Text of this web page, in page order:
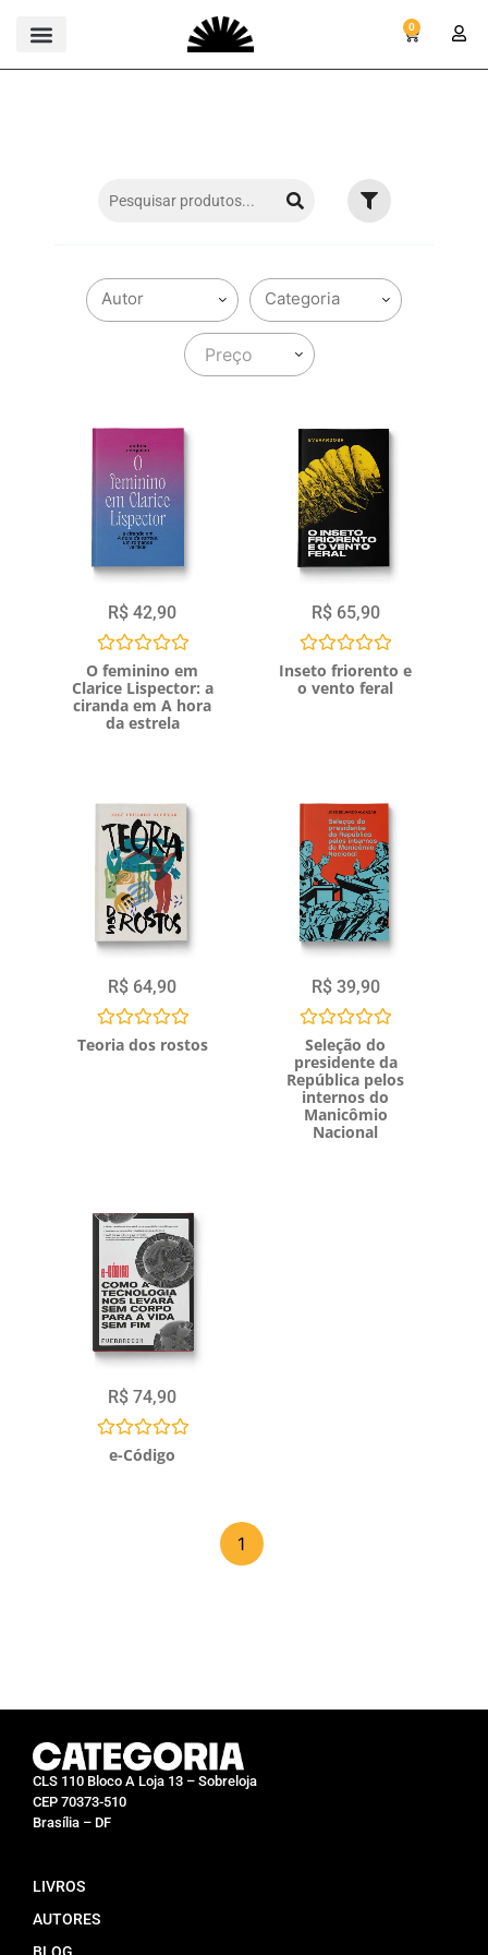
0
Preço
R$ 42,90
Avaliação
0
de
5
O feminino em
Clarice Lispector: a
ciranda em A hora
da estrela
R$65,90
Avaliação
0
de
Inseto friorento e
o vento feral
R$ 64,90
Avaliação
Teoria dos rostos
R$39,90
Avaliação
0
de
5
Seleção do
presidente da
República pelos
internos do
Manicômio
Nacional
R$ 74,90
Avaliação
e-Código
1
CLS 110 Bloco A Loja 13 – Sobreloja
CEP 70373-510
Brasília – DF
LIVROS
AUTORES